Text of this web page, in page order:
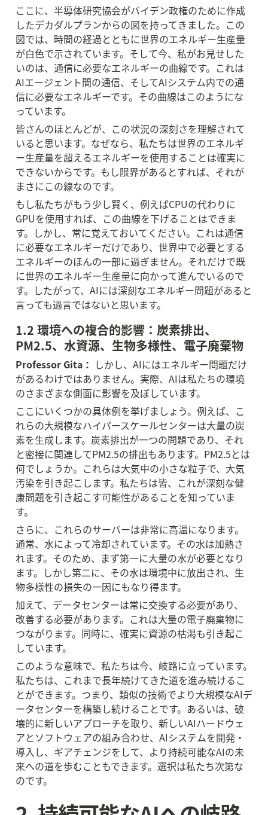
ここに、半導体研究協会がバイデン政権のために作成
したデカダルプランからの図を持ってきました。この
図では、時間の経過とともに世界のエネルギー生産量
が白色で示されています。そして今、私がお見せした
いのは、通信に必要なエネルギーの曲線です。これは
AIエージェント間の通信、そしてAIシステム内での通
信に必要なエネルギーです。その曲線はこのようにな
っています。
皆さんのほとんどが、この状況の深刻さを理解されて
いると思います。なぜなら、私たちは世界のエネルギ
ー生産量を超えるエネルギーを使用することは確実に
できないからです。もし限界があるとすれば、それが
まさにこの線なのです。
もし私たちがもう少し賢く、例えばCPUの代わりに
GPUを使用すれば、この曲線を下げることはできま
す。しかし、常に覚えておいてください。これは通信
に必要なエネルギーだけであり、世界中で必要とする
エネルギーのほんの一部に過ぎません。それだけで既
に世界のエネルギー生産量に向かって進んでいるので
す。したがって、AIには深刻なエネルギー問題があると
言っても過言ではないと思います。
1.2 環境への複合的影響：炭素排出、
PM2.5、水資源、生物多様性、電子廃棄物
Professor Gita： しかし、AIにはエネルギー問題だけ
があるわけではありません。実際、AIは私たちの環境
のさまざまな側面に影響を及ぼしています。
ここにいくつかの具体例を挙げましょう。例えば、こ
れらの大規模なハイパースケールセンターは大量の炭
素を生成します。炭素排出が一つの問題であり、それ
と密接に関連してPM2.5の排出もあります。PM2.5とは
何でしょうか。これらは大気中の小さな粒子で、大気
汚染を引き起こします。私たちは皆、これが深刻な健
康問題を引き起こす可能性があることを知っていま
す。
さらに、これらのサーバーは非常に高温になります。
通常、水によって冷却されています。その水は加熱さ
れます。そのため、まず第一に大量の水が必要となり
ます。しかし第二に、その水は環境中に放出され、生
物多様性の損失の一因にもなり得ます。
加えて、データセンターは常に交換する必要があり、
改善する必要があります。これは大量の電子廃棄物に
つながります。同時に、確実に資源の枯渇も引き起こ
しています。
このような意味で、私たちは今、岐路に立っています。
私たちは、これまで長年続けてきた道を進み続けるこ
とができます。つまり、類似の技術でより大規模なAIデ
ータセンターを構築し続けることです。あるいは、破
壊的に新しいアプローチを取り、新しいAIハードウェ
アとソフトウェアの組み合わせ、AIシステムを開発・
導入し、ギアチェンジをして、より持続可能なAIの未
来への道を歩むこともできます。選択は私たち次第な
のです。